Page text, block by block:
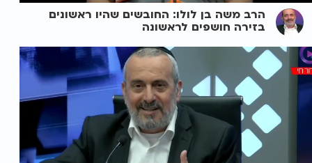
הרב משה בן לולו: החובשים שהיו ראשונים
בזירה חושפים לראשונה